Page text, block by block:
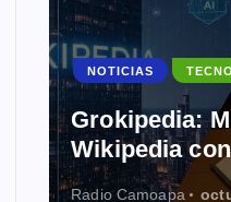
NOTICIAS
Grokipedia:
Wikipedia
Radio Camoapa